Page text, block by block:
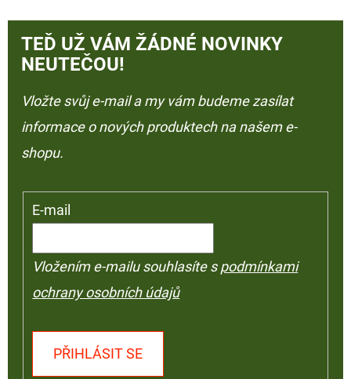
TEĎ UŽ VÁM ŽÁDNÉ NOVINKY
NEUTEČOU!
Vložte svůj e-mail a my vám budeme zasílat
informace o nových produktech na našem e-
shopu.
E-mail
Vložením e-mailu souhlasíte spodmínkami
ochrany osobních údajů
PŘIHLÁSIT SE